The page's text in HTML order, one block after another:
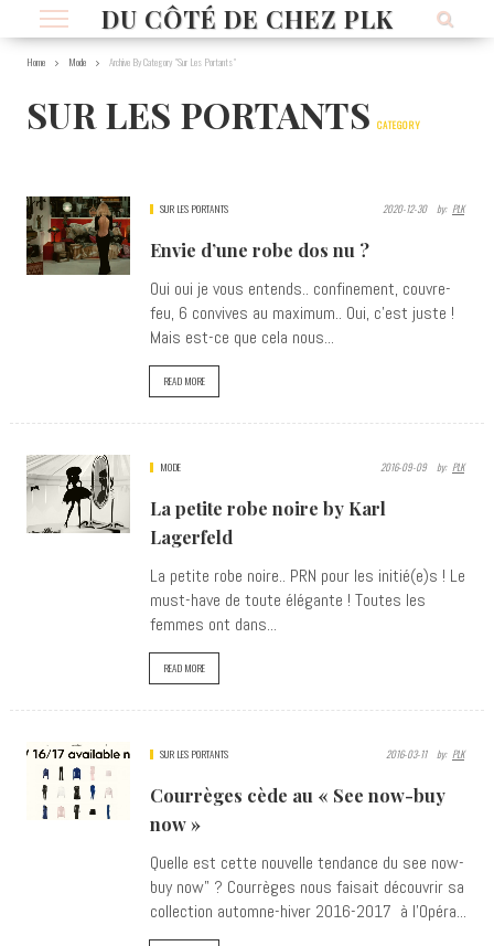
DU CÔTÉ DE CHEZ PLK
Home Mode Archive By Category "Sur Les Portants"
SUR LES PORTANTS CATEGORY
SUR LES PORTANTS 2020-12-30 By: PLK
Envie d’une robe dos nu ?
Oui oui je vous entends.. confinement, couvre-
feu, 6 convives au maximum.. Oui, c'est juste !
Mais est-ce que cela nous...
READ MORE
MODE 2016-09-09 By: PLK
La petite robe noire by Karl
Lagerfeld
La petite robe noire.. PRN pour les initié(e)s ! Le
must-have de toute élégante ! Toutes les
femmes ont dans...
READ MORE
SUR LES PORTANTS 2016-03-11 By: PLK
Courrèges cède au « See now-buy
now »
Quelle est cette nouvelle tendance du see now-
buy now" ? Courrèges nous faisait découvrir sa
collection automne-hiver 2016-2017 à l'Opéra...